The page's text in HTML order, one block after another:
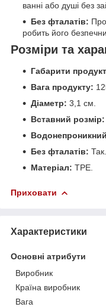
ванні або душі без
Без фталатів:
робить його
Розміри та
Габарити
Вага продукту:
Діаметр: 3,1 см.
Вставний розмір:
Без фталатів: Так.
Матеріал: TPE.
Приховати
Характеристики
Основні атрибути
Виробник
Країна виробник
Вага